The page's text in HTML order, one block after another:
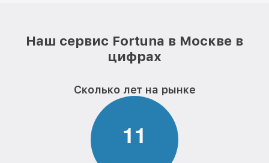
Наш сервис Fortuna в Москве в
цифрах
Сколько лет на рынке
11